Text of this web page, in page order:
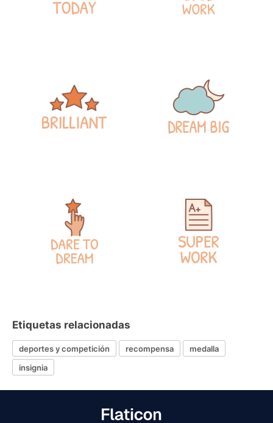
Etiquetas relacionadas
deportes y competición recompensa
medalla
insignia